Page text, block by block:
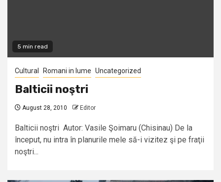
5 min read
Cultural Romani in lume Uncategorized
Balticii noştri
August 28, 2010 Editor
Balticii noştri Autor: Vasile Şoimaru (Chisinau) De la
început, nu intra în planurile mele să-i vizitez şi pe fraţii
noştri...